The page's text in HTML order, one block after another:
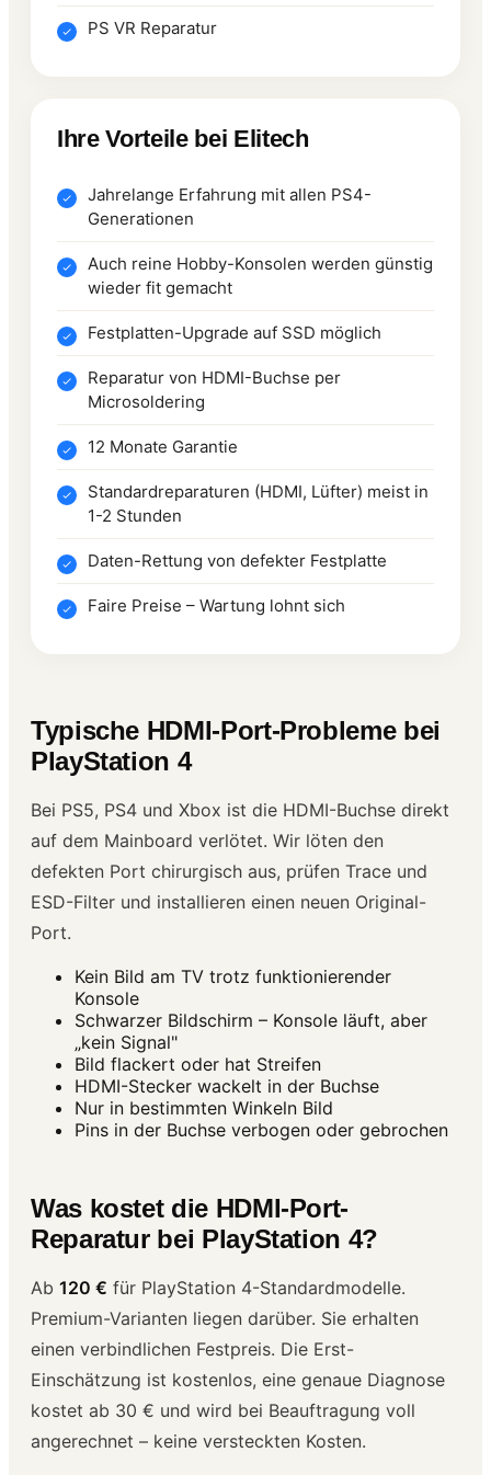
PS VR Reparatur
Ihre Vorteile bei Elitech
Jahrelange Erfahrung mit allen PS4-
Generationen
Auch reine Hobby-Konsolen werden günstig
wieder fit gemacht
Festplatten-Upgrade auf SSD möglich
Reparatur von HDMI-Buchse per
Microsoldering
12 Monate Garantie
Standardreparaturen (HDMI, Lüfter) meist in
1-2 Stunden
Daten-Rettung von defekter Festplatte
Faire Preise – Wartung lohnt sich
Typische HDMI-Port-Probleme bei
PlayStation 4
Bei PS5, PS4 und Xbox ist die HDMI-Buchse direkt
auf dem Mainboard verlötet. Wir löten den
defekten Port chirurgisch aus, prüfen Trace und
ESD-Filter und installieren einen neuen Original-
Port.
Kein Bild am TV trotz funktionierender
Konsole
Schwarzer Bildschirm – Konsole läuft, aber
„kein Signal"
Bild flackert oder hat Streifen
HDMI-Stecker wackelt in der Buchse
Nur in bestimmten Winkeln Bild
Pins in der Buchse verbogen oder gebrochen
Was kostet die HDMI-Port-
Reparatur bei PlayStation 4?
Ab 120 € für PlayStation 4-Standardmodelle.
Premium-Varianten liegen darüber. Sie erhalten
einen verbindlichen Festpreis. Die Erst-
Einschätzung ist kostenlos, eine genaue Diagnose
kostet ab 30 € und wird bei Beauftragung voll
angerechnet – keine versteckten Kosten.